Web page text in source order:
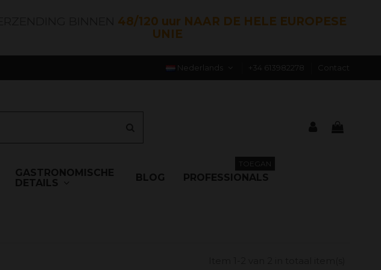
48/120 uur NAAR DE HELE EUROPESE
UNIE
Nederlands +34 613982278 Contact
GASTRONOMISCHE
DETAILS
BLOG PROFESSIONALS
TOEGAN